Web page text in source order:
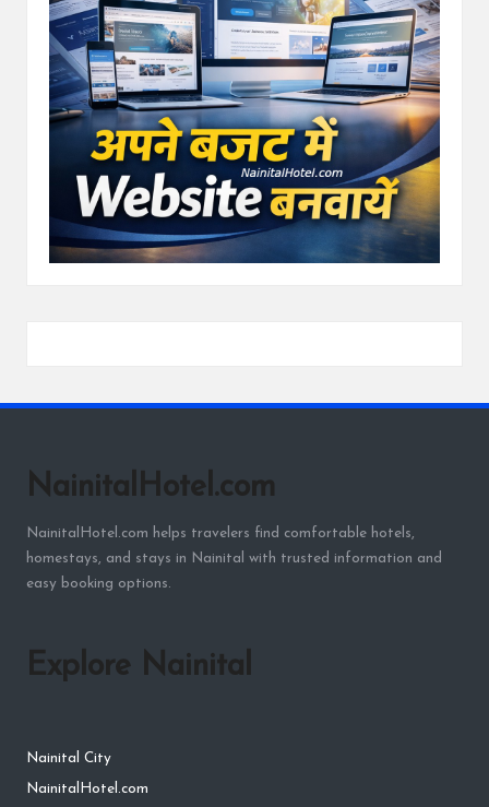
NainitalHotel.com
NainitalHotel.com helps travelers find comfortable hotels,
homestays, and stays in Nainital with trusted information and
easy booking options.
Explore Nainital
Nainital City
NainitalHotel.com